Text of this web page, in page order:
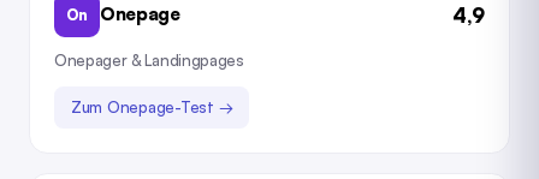
On Onepage 4,9
Onepager & Landingpages
Zum Onepage-Test →